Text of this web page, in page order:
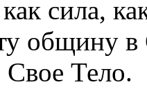
как сила,
общину
Свое Тело.